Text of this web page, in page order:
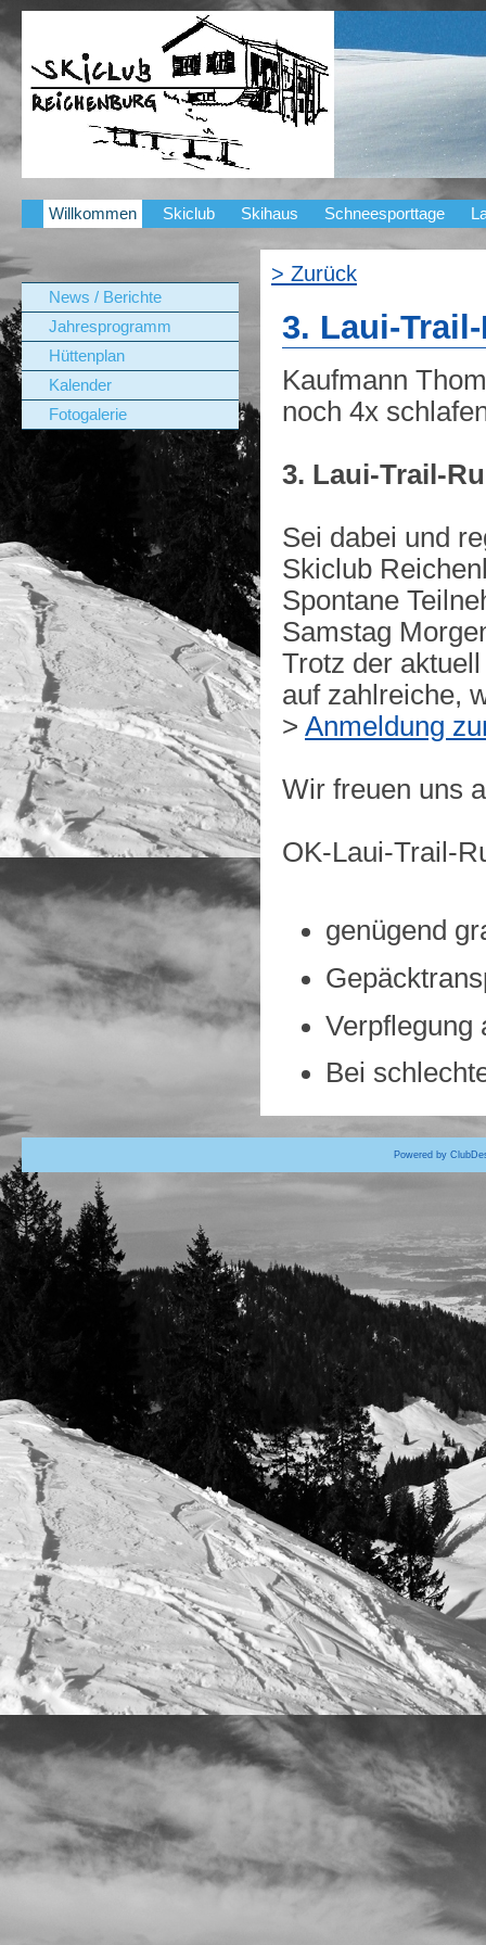
Willkommen Skiclub Skihaus Schneesporttage
News / Berichte
Jahresprogramm
Hüttenplan
Kalender
Fotogalerie
> Zurück
3. Laui-
Kaufmann
noch 4x
3. Laui-Trail-
Sei dabei und
Skiclub
Spontane
Samstag
Trotz der
auf zahlreiche,
> Anmeldung
Wir freuen uns
OK-Laui-Trail-
genügend
Verpflegung
Bei
Powered by